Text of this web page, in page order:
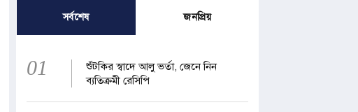
সর্বশেষ জনপ্রিয়
01
শুঁটকির স্বাদে আলু ভর্তা, জেনে নিন
ব্যতিক্রমী রেসিপি